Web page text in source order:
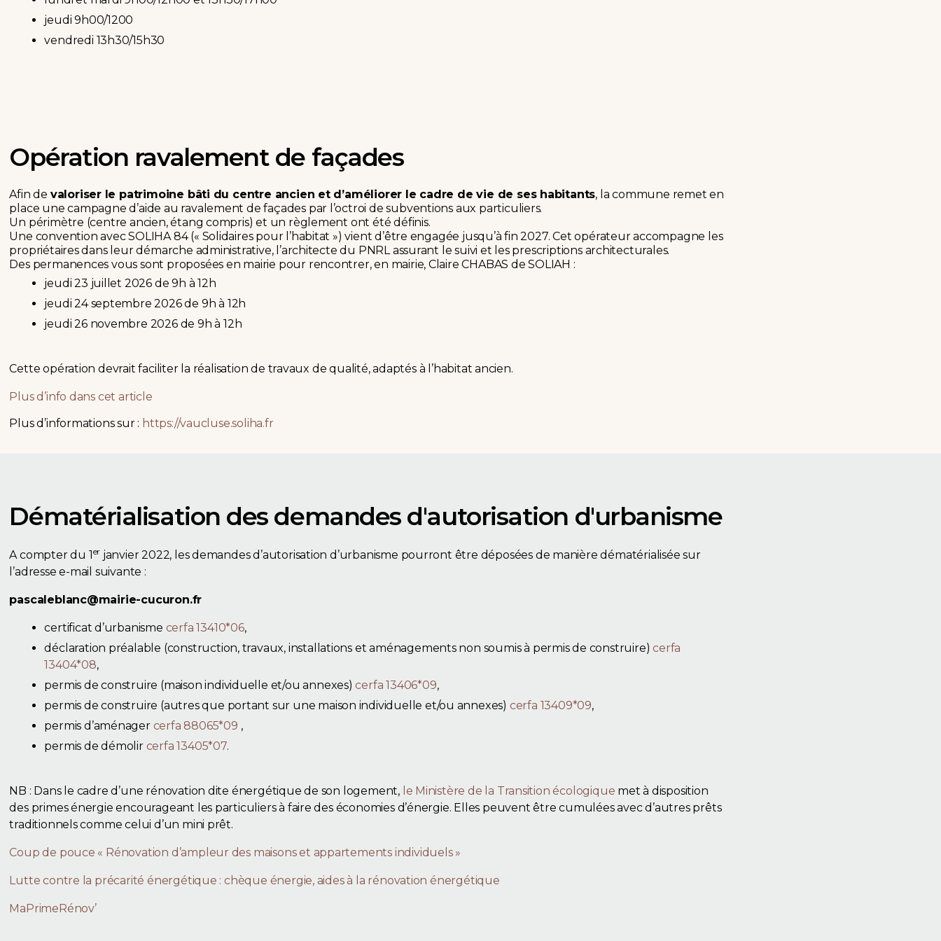
jeudi 9h00/1200
vendredi 13h30/15h30
Opération ravalement de façades
Afin de valoriser le patrimoine bâti du centre ancien et d’améliorer le cadre de vie de ses ha­bitants, la commune remet en
place une campagne d’aide au ravalement de façades par l’octroi de subventions aux particuliers.
Un périmètre (centre ancien, étang compris) et un règlement ont été définis.
Une convention avec SOLIHA 84 (« Solidaires pour l’habitat ») vient d’être engagée jusqu’à fin 2027. Cet opérateur accompagne les
propriétaires dans leur démarche administrative, l’architecte du PNRL assurant le suivi et les prescriptions architecturales.
Des permanences vous sont proposées en mairie pour rencontrer, en mairie, Claire CHABAS de SOLIAH :
jeudi 23 juillet 2026 de 9h à 12h
jeudi 24 septembre 2026 de 9h à 12h
jeudi 26 novembre 2026 de 9h à 12h
Cette opération devrait faciliter la réalisation de travaux de qualité, adaptés à l’habitat ancien.
Plus d’info dans cet article
Plus d’informations sur : https://vaucluse.soliha.fr
Dématérialisation des demandes d'autorisation d'urbanisme
A compter du 1er janvier 2022, les demandes d’autorisation d’urbanisme pourront être déposées de manière dématérialisée sur
l’adresse e-mail suivante :
pascaleblanc@mairie-cucuron.fr
certificat d’urbanisme cerfa 13410*06,
déclaration préalable (construction, travaux, installations et aménagements non soumis à permis de construire)cerfa
13404*08,
permis de construire (maison individuelle et/ou annexes)cerfa 13406*09,
permis de construire (autres que portant sur une maison individuelle et/ou annexes) cerfa 13409*09,
permis d’aménager cerfa 88065*09 ,
permis de démolir cerfa 13405*07.
NB : Dans le cadre d’une rénovation dite énergétique de son logement, le Ministère de la Transition écologique met à disposition
des primes énergie encourageant les particuliers à faire des économies d’énergie. Elles peuvent être cumulées avec d’autres prêts
traditionnels comme celui d’un mini prêt.
Coup de pouce « Rénovation d’ampleur des maisons et appartements individuels »
Lutte contre la précarité énergétique : chèque énergie, aides à la rénovation énergétique
MaPrimeRénov’